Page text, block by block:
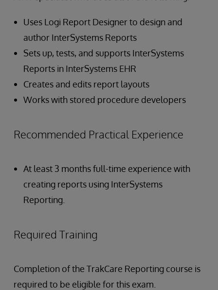
Uses Logi Report Designer to design and
author InterSystems Reports
Sets up, tests, and supports InterSystems
Reports in InterSystems EHR
Creates and edits report layouts
Works with stored procedure developers
Recommended Practical Experience
At least 3 months full-time experience with
creating reports using InterSystems
Reporting.
Required Training
Completion of the TrakCare Reporting course is
required to be eligible for this exam.